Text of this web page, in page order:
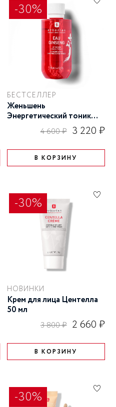
-30%
БЕСТСЕЛЛЕР
Женьшень
Энергетический тоник
для лица 190 мл
4 600 ₽ 3 220 ₽
В КОРЗИНУ
-30%
НОВИНКИ
Крем для лица Центелла
50 мл
3 800 ₽ 2 660 ₽
В КОРЗИНУ
-30%